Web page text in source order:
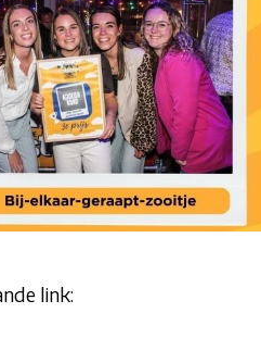
link: